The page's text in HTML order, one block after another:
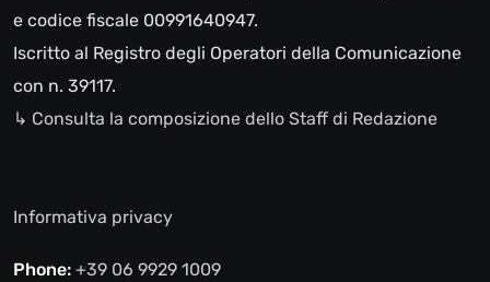
e codice fiscale 00991640947.
Iscritto al Registro degli Operatori della Comunicazione
con n. 39117.
↳ Consulta la composizione dello Staff di Redazione
Informativa privacy
Phone: +39 06 9929 1009